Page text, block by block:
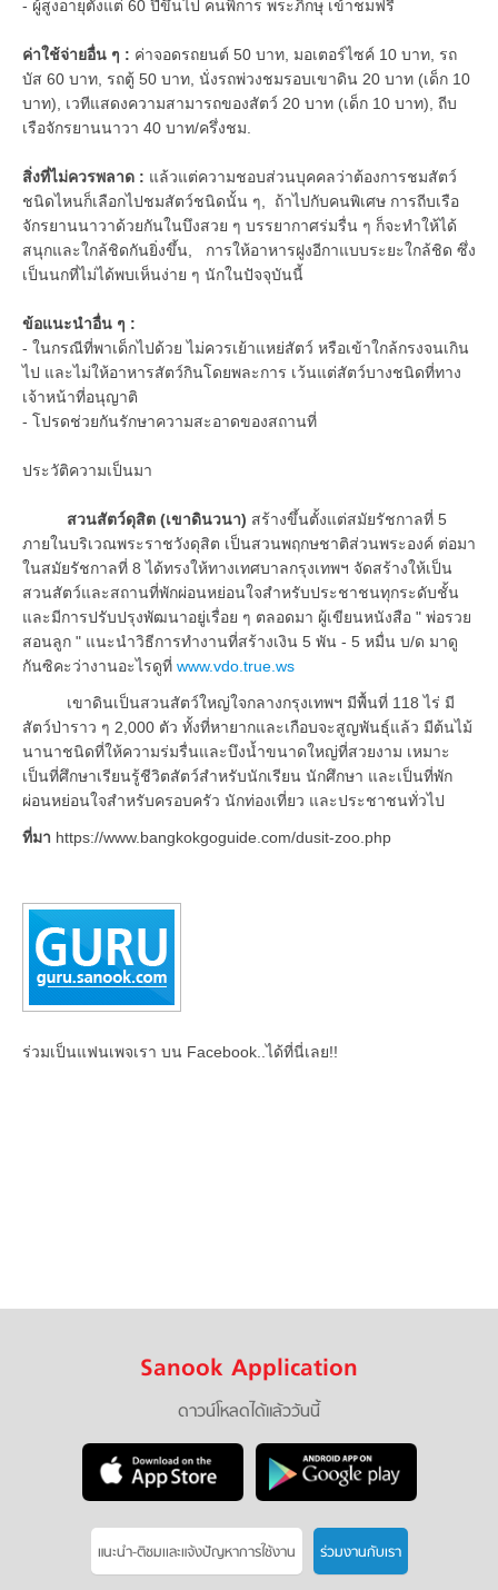
- ผู้สูงอายุตั้งแต่ 60 ปีขึ้นไป คนพิการ พระภิกษุ เข้าชมฟรี
ค่าใช้จ่ายอื่น ๆ : ค่าจอดรถยนต์ 50 บาท, มอเตอร์ไซค์ 10 บาท, รถ
บัส 60 บาท, รถตู้ 50 บาท, นั่งรถพ่วงชมรอบเขาดิน 20 บาท (เด็ก 10
บาท), เวทีแสดงความสามารถของสัตว์ 20 บาท (เด็ก 10 บาท), ถีบ
เรือจักรยานนาวา 40 บาท/ครึ่งชม.
สิ่งที่ไม่ควรพลาด : แล้วแต่ความชอบส่วนบุคคลว่าต้องการชมสัตว์
ชนิดไหนก็เลือกไปชมสัตว์ชนิดนั้น ๆ, ถ้าไปกับคนพิเศษ การถีบเรือ
จักรยานนาวาด้วยกันในบึงสวย ๆ บรรยากาศร่มรื่น ๆ ก็จะทำให้ได้
สนุกและใกล้ชิดกันยิ่งขึ้น, การให้อาหารฝูงอีกาแบบระยะใกล้ชิด ซึ่ง
เป็นนกที่ไม่ได้พบเห็นง่าย ๆ นักในปัจจุบันนี้
ข้อแนะนำอื่น ๆ :
- ในกรณีที่พาเด็กไปด้วย ไม่ควรเย้าแหย่สัตว์ หรือเข้าใกล้กรงจนเกิน
ไป และไม่ให้อาหารสัตว์กินโดยพละการ เว้นแต่สัตว์บางชนิดที่ทาง
เจ้าหน้าที่อนุญาติ
- โปรดช่วยกันรักษาความสะอาดของสถานที่
ประวัติความเป็นมา
สวนสัตว์ดุสิต (เขาดินวนา) สร้างขึ้นตั้งแต่สมัยรัชกาลที่ 5
ภายในบริเวณพระราชวังดุสิต เป็นสวนพฤกษชาติส่วนพระองค์ ต่อมา
ในสมัยรัชกาลที่ 8 ได้ทรงให้ทางเทศบาลกรุงเทพฯ จัดสร้างให้เป็น
สวนสัตว์และสถานที่พักผ่อนหย่อนใจสำหรับประชาชนทุกระดับชั้น
และมีการปรับปรุงพัฒนาอยู่เรื่อย ๆ ตลอดมา ผู้เขียนหนังสือ " พ่อรวย
สอนลูก " แนะนำวิธีการทำงานที่สร้างเงิน 5 พัน - 5 หมื่น บ/ด มาดู
กันซิคะว่างานอะไรดูที่ www.vdo.true.ws
เขาดินเป็นสวนสัตว์ใหญ่ใจกลางกรุงเทพฯ มีพื้นที่ 118 ไร่ มี
สัตว์ป่าราว ๆ 2,000 ตัว ทั้งที่หายากและเกือบจะสูญพันธุ์แล้ว มีต้นไม้
นานาชนิดที่ให้ความร่มรื่นและบึงน้ำขนาดใหญ่ที่สวยงาม เหมาะ
เป็นที่ศึกษาเรียนรู้ชีวิตสัตว์สำหรับนักเรียน นักศึกษา และเป็นที่พัก
ผ่อนหย่อนใจสำหรับครอบครัว นักท่องเที่ยว และประชาชนทั่วไป
ที่มา https://www.bangkokgoguide.com/dusit-zoo.php
ร่วมเป็นแฟนเพจเรา บน Facebook..ได้ที่นี่เลย!!
Sanook Application
ดาวน์โหลดได้แล้ววันนี้
แนะนำ-ติชมเเละแจ้งปัญหาการใช้งาน ร่วมงานกับเรา